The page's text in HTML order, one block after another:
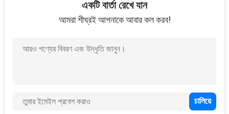
Self Adhesive
একটি বার্তা রেখে যান
আমরা শীঘ্রই আপনাকে আবার কল করব!